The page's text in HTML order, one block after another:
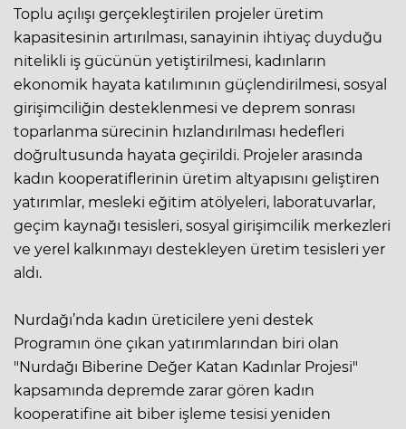
Toplu açılışı gerçekleştirilen projeler üretim
kapasitesinin artırılması, sanayinin ihtiyaç duyduğu
nitelikli iş gücünün yetiştirilmesi, kadınların
ekonomik hayata katılımının güçlendirilmesi, sosyal
girişimciliğin desteklenmesi ve deprem sonrası
toparlanma sürecinin hızlandırılması hedefleri
doğrultusunda hayata geçirildi. Projeler arasında
kadın kooperatiflerinin üretim altyapısını geliştiren
yatırımlar, mesleki eğitim atölyeleri, laboratuvarlar,
geçim kaynağı tesisleri, sosyal girişimcilik merkezleri
ve yerel kalkınmayı destekleyen üretim tesisleri yer
aldı.
Nurdağı’nda kadın üreticilere yeni destek
Programın öne çıkan yatırımlarından biri olan
"Nurdağı Biberine Değer Katan Kadınlar Projesi"
kapsamında depremde zarar gören kadın
kooperatifine ait biber işleme tesisi yeniden